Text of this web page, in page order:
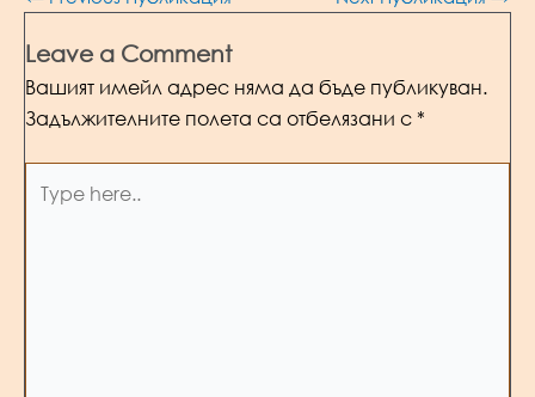
Leave a Comment
Вашият имейл адрес няма да бъде публикуван.
Задължителните полета са отбелязани с *
here..